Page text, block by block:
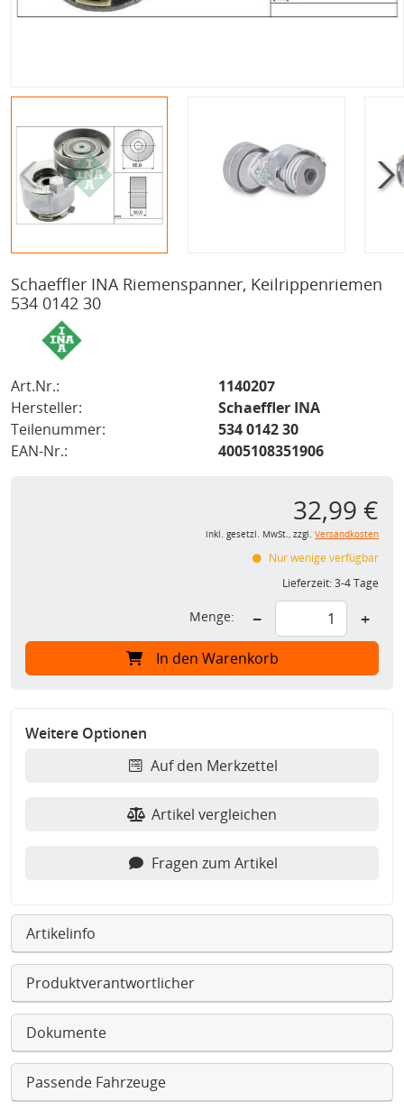
Schaeffler INA Riemenspanner, Keilrippenriemen
534 0142 30
Art.Nr.:
1140207
Hersteller:
Schaeffler INA
Teilenummer:
534 0142 30
EAN-Nr.:
4005108351906
32,99 €
inkl. gesetzl. MwSt., zzgl. Versandkosten
Nur wenige verfügbar
Lieferzeit:3-4 Tage
Menge: − +
In den Warenkorb
Weitere Optionen
Auf den Merkzettel
Artikel vergleichen
Fragen zum Artikel
Artikelinfo
Produktverantwortlicher
Dokumente
Passende Fahrzeuge